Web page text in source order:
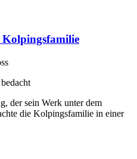
Kolpingsfamilie
der sein Werk unter dem
die Kolpingsfamilie in einer